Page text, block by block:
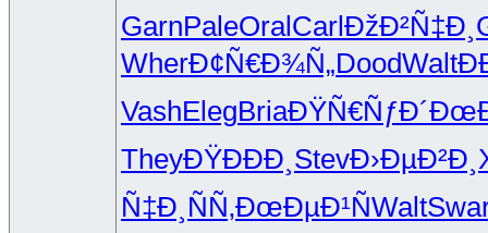
GarnPaleOral Carl ÐžÐ²Ñ‡Ð¸
WherÐ¢Ñ€Ð¾Ñ„DoodWalt
VashElegBriaÐŸÑ€ÑƒÐ´
TheyÐŸÐÐÐ¸ StevÐ›ÐµÐ²Ð¸
Ñ‡Ð¸ÑÑ‚ÐœÐµÐ¹ÑWalt